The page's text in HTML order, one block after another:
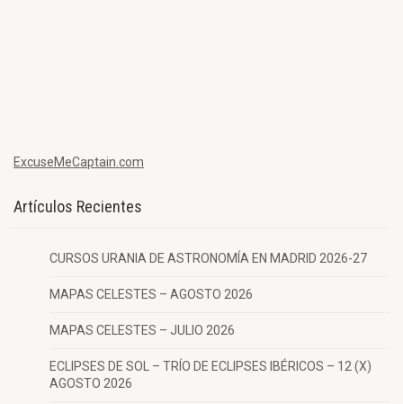
ExcuseMeCaptain.com
Artículos Recientes
CURSOS URANIA DE ASTRONOMÍA EN MADRID 2026-27
MAPAS CELESTES – AGOSTO 2026
MAPAS CELESTES – JULIO 2026
ECLIPSES DE SOL – TRÍO DE ECLIPSES IBÉRICOS – 12 (X)
AGOSTO 2026